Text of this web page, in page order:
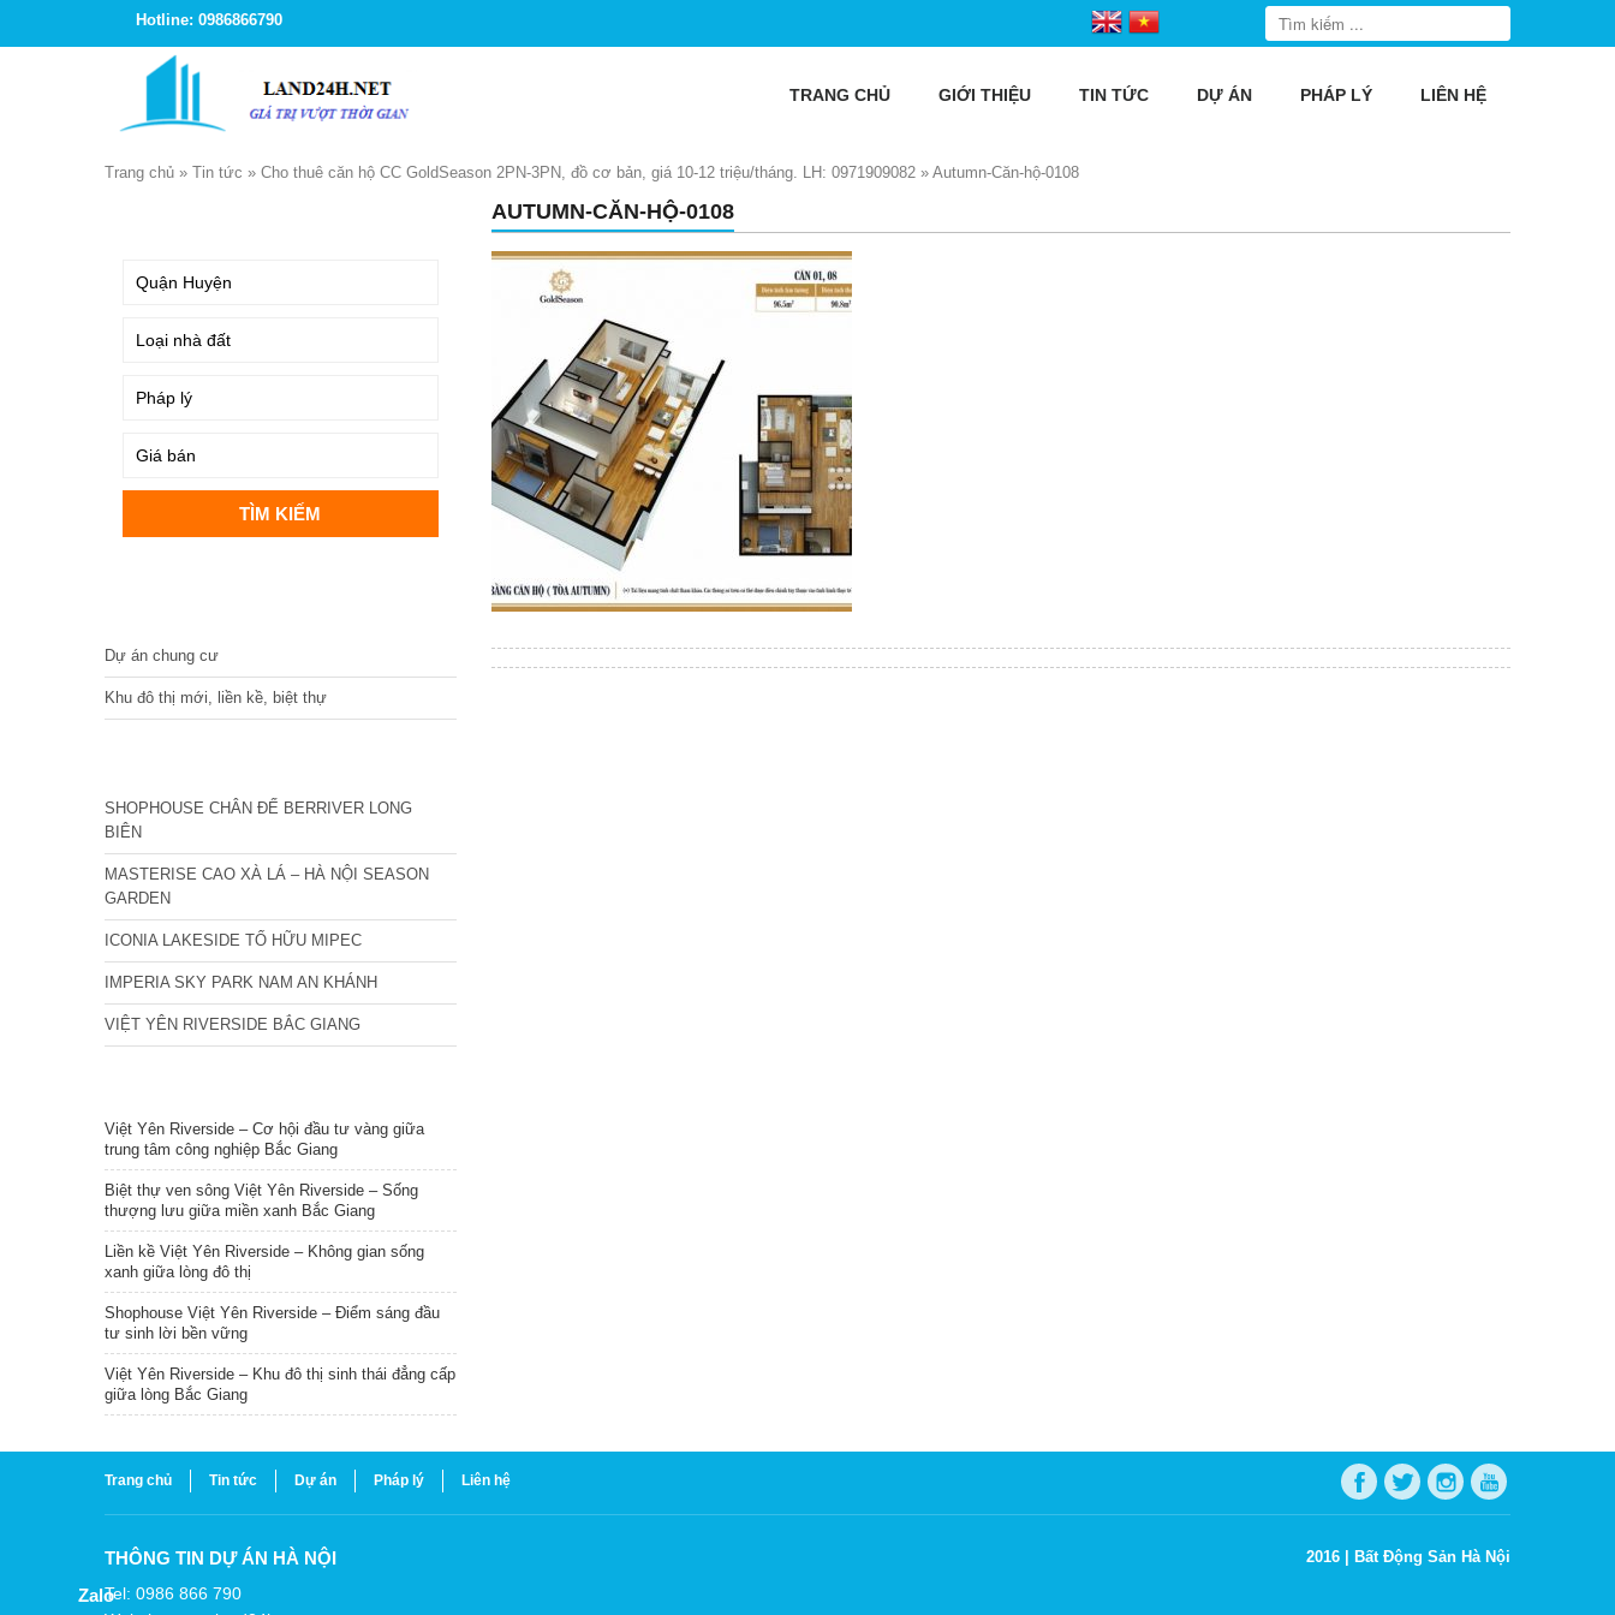
Hotline: 0986866790
TRANG CHỦ GIỚI THIỆU TIN TỨC DỰ ÁN PHÁP LÝ LIÊN HỆ
Trang chủ » Tin tức » Cho thuê căn hộ CC GoldSeason 2PN-3PN, đồ cơ bản, giá 10-12 triệu/tháng. LH: 0971909082 » Autumn-Căn-hộ-0108
AUTUMN-CĂN-HỘ-0108
Dự án chung cư
Khu đô thị mới, liền kề, biệt thự
SHOPHOUSE CHÂN ĐẾ BERRIVER LONG
BIÊN
MASTERISE CAO XÀ LÁ – HÀ NỘI SEASON
GARDEN
ICONIA LAKESIDE TỐ HỮU MIPEC
IMPERIA SKY PARK NAM AN KHÁNH
VIỆT YÊN RIVERSIDE BẮC GIANG
Việt Yên Riverside – Cơ hội đầu tư vàng giữa
trung tâm công nghiệp Bắc Giang
Biệt thự ven sông Việt Yên Riverside – Sống
thượng lưu giữa miền xanh Bắc Giang
Liền kề Việt Yên Riverside – Không gian sống
xanh giữa lòng đô thị
Shophouse Việt Yên Riverside – Điểm sáng đầu
tư sinh lời bền vững
Việt Yên Riverside – Khu đô thị sinh thái đẳng cấp
giữa lòng Bắc Giang
Trang chủ Tin tức Dự án Pháp lý Liên hệ
THÔNG TIN DỰ ÁN HÀ NỘI
Tel: 0986 866 790
2016 | Bất Động Sản Hà Nội
Zalo